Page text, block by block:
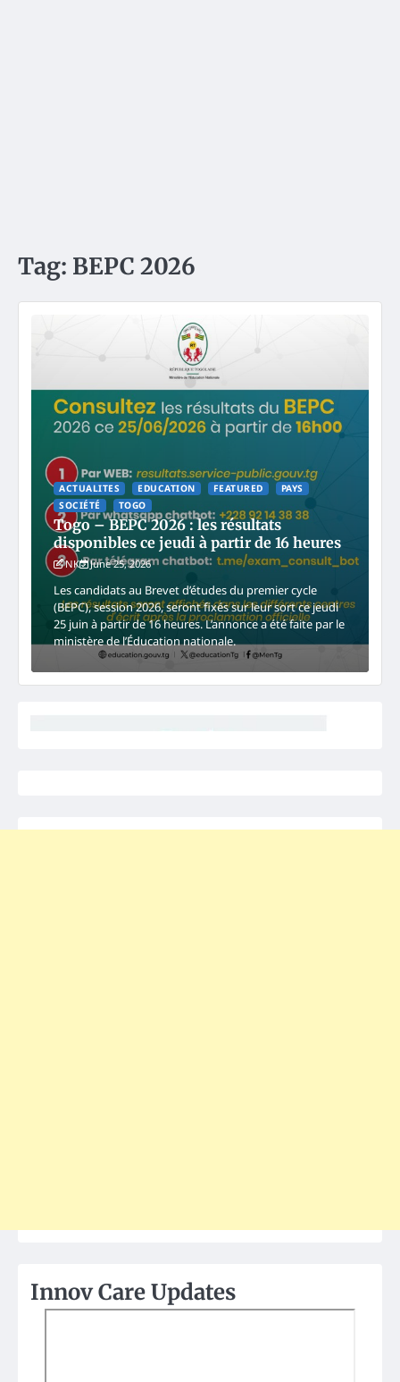
Tag: BEPC 2026
ACTUALITES EDUCATION FEATURED
PAYS
SOCIÉTÉ
TOGO
Togo – BEPC 2026 : les résultats
disponibles ce jeudi à partir de 16 heures
NK June 25, 2026
Les candidats au Brevet d’études du premier cycle
(BEPC), session 2026, seront fixés sur leur sort ce jeudi
25 juin à partir de 16 heures. L’annonce a été faite par le
ministère de l’Éducation nationale.
Innov Care Updates